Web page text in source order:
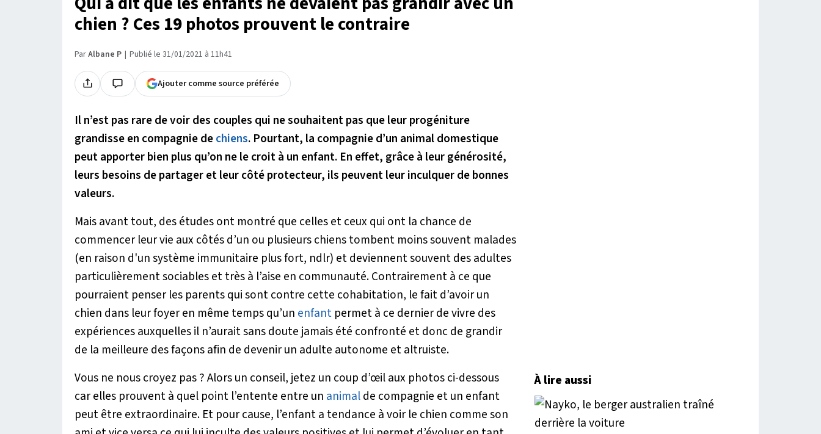
chien ? Ces 19 photos prouvent le contraire
ParAlbane P Publié le 31/01/2021 à 11h41
Ajouter comme source préférée
Il n’est pas rare de voir des couples qui ne souhaitent pas que leur progéniture
grandisse en compagnie dechiens. Pourtant, la compagnie d’un animal domestique
peut apporter bien plus qu’on ne le croit à un enfant. En effet, grâce à leur générosité,
leurs besoins de partager et leur côté protecteur, ils peuvent leur inculquer de bonnes
valeurs.
Mais avant tout, des études ont montré que celles et ceux qui ont la chance de
commencer leur vie aux côtés d’un ou plusieurs chiens tombent moins souvent malades
(en raison d'un système immunitaire plus fort, ndlr) et deviennent souvent des adultes
particulièrement sociables et très à l’aise en communauté. Contrairement à ce que
pourraient penser les parents qui sont contre cette cohabitation, le fait d’avoir un
chien dans leur foyer en même temps qu’un enfant permet à ce dernier de vivre des
expériences auxquelles il n’aurait sans doute jamais été confronté et donc de grandir
de la meilleure des façons afin de devenir un adulte autonome et altruiste.
Vous ne nous croyez pas ? Alors un conseil, jetez un coup d’œil aux photos ci-dessous
car elles prouvent à quel point l’entente entre un animalde compagnie et un enfant
peut être extraordinaire. Et pour cause, l’enfant a tendance à voir le chien comme son
À lire aussi